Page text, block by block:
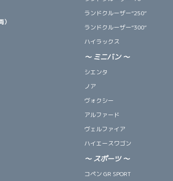
ランドクルーザー“250”
ランドクルーザー“300”
ハイラックス
～ ミニバン ～
シエンタ
ノア
ヴォクシー
アルファード
ヴェルファイア
ハイエースワゴン
～ スポーツ ～
コペン GR SPORT